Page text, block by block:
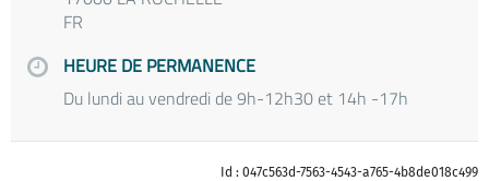
FR
HEURE DE PERMANENCE
Du lundi au vendredi de 9h-12h30 et 14h -17h
Id : 047c563d-7563-4543-a765-4b8de018c499